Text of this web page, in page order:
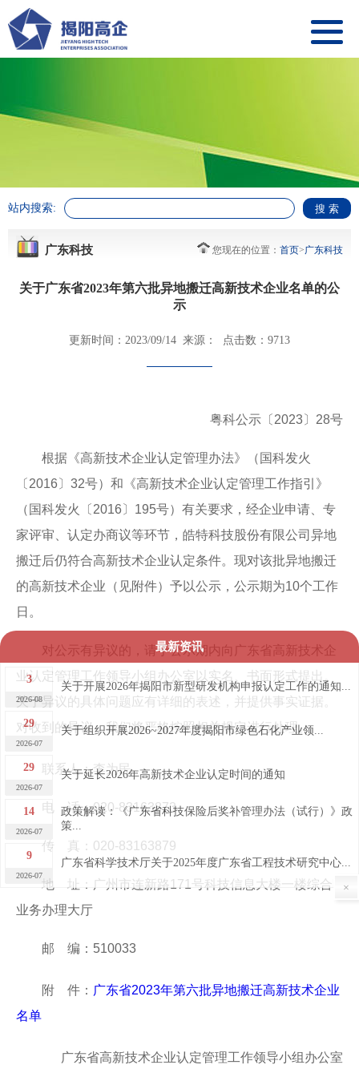
站内搜索:
广东科技 您现在的位置： 首页>广东科技
关于广东省2023年第六批异地搬迁高新技术企业名单的公
示
更新时间：2023/09/14 来源： 点击数：9713
粤科公示〔2023〕28号
根据《高新技术企业认定管理办法》（国科发火
〔2016〕32号）和《高新技术企业认定管理工作指引》
（国科发火〔2016〕195号）有关要求，经企业申请、专
家评审、认定办商议等环节，皓特科技股份有限公司异地
搬迁后仍符合高新技术企业认定条件。现对该批异地搬迁
的高新技术企业（见附件）予以公示，公示期为10个工作
日。
对公示有异议的，请于公示期内向广东省高新技术企
业认定管理工作领导小组办公室以实名、书面形式提出。
关于异议的具体问题应有详细的表述，并提供事实证据。
对收到的异议，我们将严格按照相关规定进行处理。
联系人：李为民
电 话：020-83163873
传 真：020-83163879
地 址：广州市连新路171号科技信息大楼一楼综合
业务办理大厅
邮 编：510033
附 件： 广东省2023年第六批异地搬迁高新技术企业
名单
广东省高新技术企业认定管理工作领导小组办公室
最新资讯
3
2026-08
关于开展2026年揭阳市新型研发机构申报认定工作的通知...
29
2026-07
关于组织开展2026~2027年度揭阳市绿色石化产业领...
29
2026-07
关于延长2026年高新技术企业认定时间的通知
14
2026-07
政策解读：《广东省科技保险后奖补管理办法（试行）》政
策...
9
2026-07
广东省科学技术厅关于2025年度广东省工程技术研究中心...
关于下达2026年广东省制造业当家重点任务保障专项企业...
关于广东省2026年第四批完成异地搬迁高新技术企业的公...
关于广东省2026年第四批高新技术企业更名的公告
×